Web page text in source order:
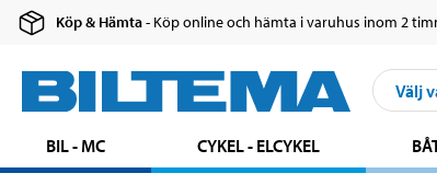
Köp & Hämta- Köp online och hämta i varuhus inom 2
Välj
BIL - MC CYKEL - ELCYKEL